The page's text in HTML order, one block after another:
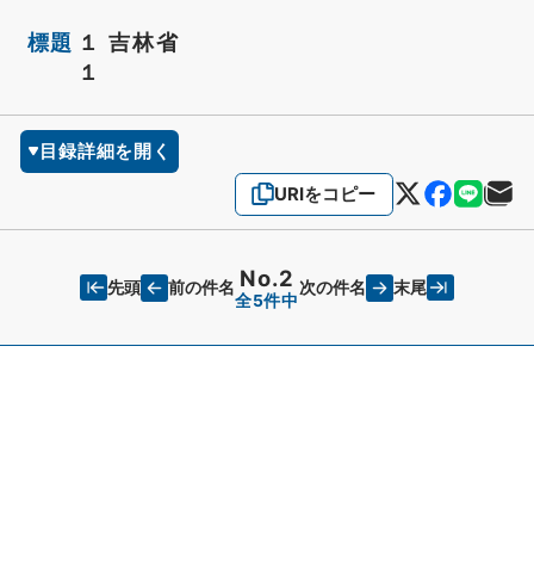
標題 １ 吉林省
１
目録詳細を開く
URIをコピー
先頭 前の件名 No.2
全5件中
次の件名 末尾